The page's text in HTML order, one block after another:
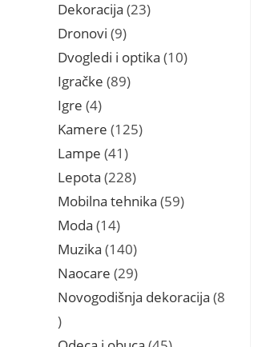
Dekoracija 2323
Dronovi 99
proizvoda
Dvogledi i optika 1010
Igračke 8989
Igre 44
proizvoda
Kamere 125125
Lampe 41 41
proizvod
Lepota 228228
proizvoda
Mobilna tehnika 5959
Moda 1414
proizvoda
Muzika 140140
proizvoda
Naocare 2929
proizvoda
Novogodišnja dekoracija 8
8
proizvoda
45